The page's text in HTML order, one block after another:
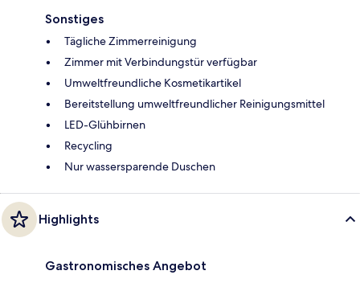
Sonstiges
Tägliche Zimmerreinigung
Zimmer mit Verbindungstür verfügbar
Umweltfreundliche Kosmetikartikel
Bereitstellung umweltfreundlicher Reinigungsmittel
LED-Glühbirnen
Recycling
Nur wassersparende Duschen
Highlights
Gastronomisches Angebot